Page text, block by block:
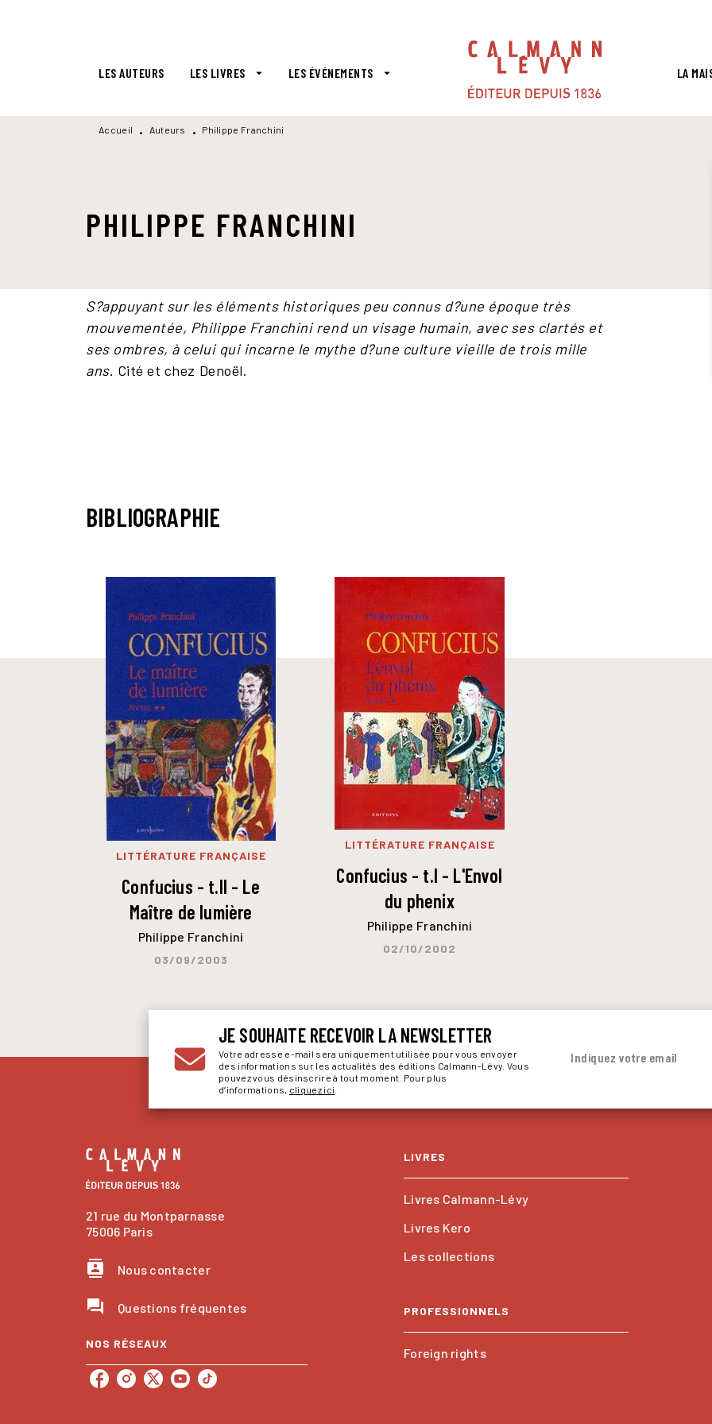
LES AUTEURS LES LIVRES arrow_drop_down LES ÉVÉNEMENTS arrow_drop_down LA
Accueil • Auteurs • Philippe Franchini
PHILIPPE FRANCHINI
S?appuyant sur les éléments historiques peu connus d?une époque très
mouvementée, Philippe Franchini rend un visage humain, avec ses clartés et
ses ombres, à celui qui incarne le mythe d?une culture vieille de trois mille
ans. Cité et chez Denoël.
BIBLIOGRAPHIE
LITTÉRATURE FRANÇAISE
Confucius - t.II - Le
Maître de lumière
Philippe Franchini
03/09/2003
LITTÉRATURE FRANÇAISE
Confucius - t.I - L'Envol
du phenix
Philippe Franchini
02/10/2002
JE SOUHAITE RECEVOIR LA NEWSLETTER
Votre adresse e-mail sera uniquement utilisée pour vous envoyer
des informations sur les actualités des éditions Calmann-Lévy. Vous
pouvez vous désinscrire à tout moment. Pour plus
d’informations, cliquez ici
Indiquez votre email
21 rue du Montparnasse
75006 Paris
contacts Nous contacter
question_answer Questions fréquentes
NOS RÉSEAUX
LIVRES
Livres Calmann-Lévy
Livres Kero
Les collections
PROFESSIONNELS
Foreign rights